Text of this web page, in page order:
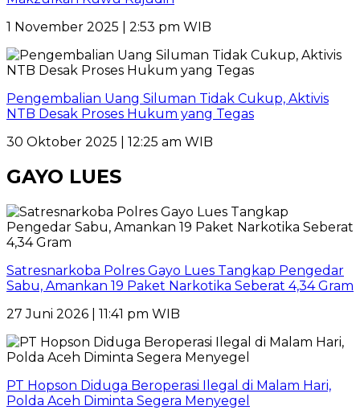
1 November 2025 | 2:53 pm WIB
Pengembalian Uang Siluman Tidak Cukup, Aktivis
NTB Desak Proses Hukum yang Tegas
30 Oktober 2025 | 12:25 am WIB
GAYO LUES
Satresnarkoba Polres Gayo Lues Tangkap Pengedar
Sabu, Amankan 19 Paket Narkotika Seberat 4,34 Gram
27 Juni 2026 | 11:41 pm WIB
PT Hopson Diduga Beroperasi Ilegal di Malam Hari,
Polda Aceh Diminta Segera Menyegel